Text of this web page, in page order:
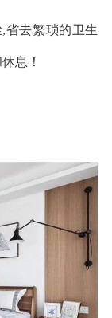
,省去繁琐的卫生
息！